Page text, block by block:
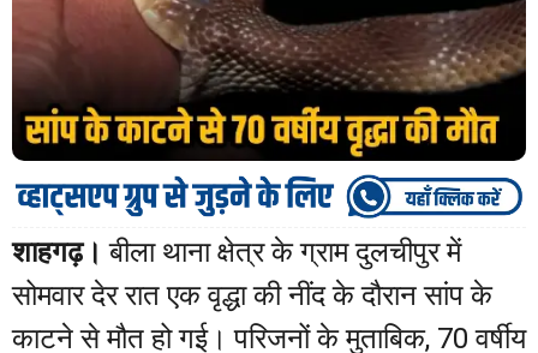
शाहगढ़। बीला थाना क्षेत्र के ग्राम दुलचीपुर में
सोमवार देर रात एक वृद्धा की नींद के दौरान सांप के
काटने से मौत हो गई। परिजनों के मुताबिक, 70 वर्षीय